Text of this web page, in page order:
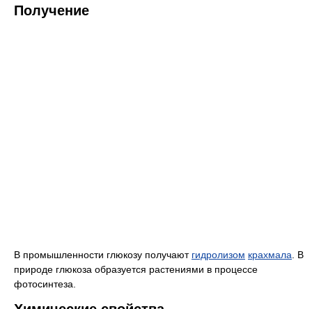
Получение
В промышленности глюкозу получают гидролизом крахмала. В
природе глюкоза образуется растениями в процессе
фотосинтеза.